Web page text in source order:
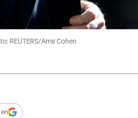
REUTERS/Amir Cohen